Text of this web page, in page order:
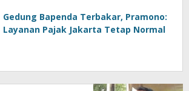
Gedung Bapenda Terbakar, Pramono:
Layanan Pajak Jakarta Tetap Normal